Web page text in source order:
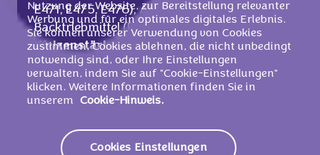
E471, E475, E476), Alkohol**, Speisesalz,
Backtriebmittel (E450, E500), Aromen,
Weizenstärke.
**Zur Verbesserung der Haltbarkeit.
Kann Nüsse enthalten.
Nährwerte
Nutzung der Website, zur Bereitstellung relevanter
Werbung und für ein optimales digitales Erlebnis.
Sie können unserer Verwendung von Cookies
zustimmen, Cookies ablehnen, die nicht unbedingt
notwendig sind, oder Ihre Einstellungen
verwalten, indem Sie auf "Cookie-Einstellungen"
klicken. Weitere Informationen finden Sie in
unserem
Cookie-Hinweis.
Cookies Einstellungen